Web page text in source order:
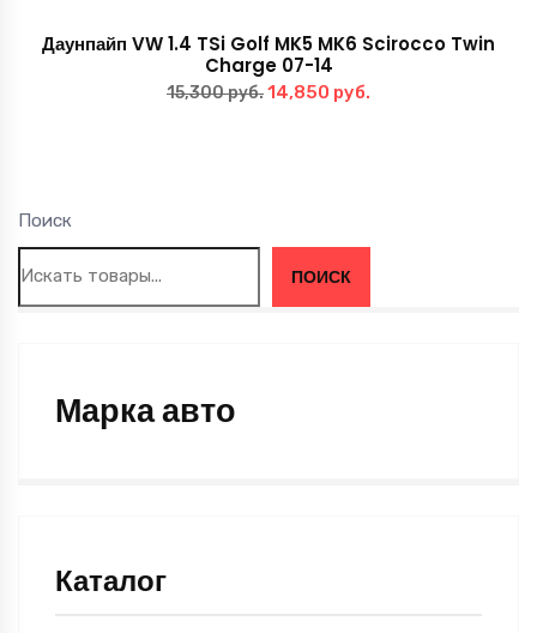
Поиск
ПОИСК
Марка авто
Каталог
Даунпайп VW 1.4 TSi Golf MK5 MK6 Scirocco Twin
Charge 07-14
15,300руб.Первоначальная
14,850 руб.